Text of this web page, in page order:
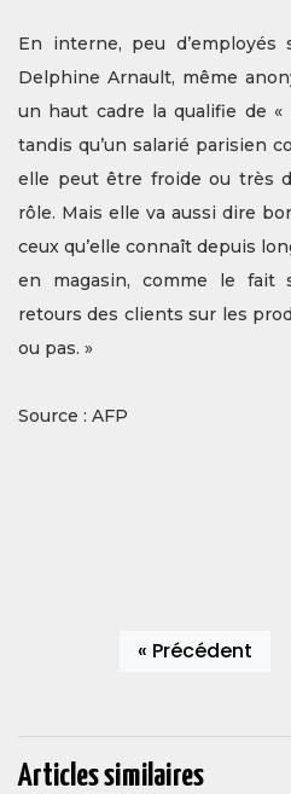
En interne, peu d’employés
Delphine Arnault, même
un haut cadre la qualifie de «
tandis qu’un salarié parisien
elle peut être froide ou très
rôle. Mais elle va aussi dire
ceux qu’elle connaît depuis
en magasin, comme le fait
retours des clients sur les
ou pas. »
Source : AFP
« Précédent
Articles similaires